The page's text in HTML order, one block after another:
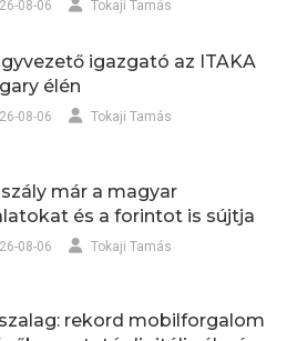
08-06 Tokaji Tamás
igazgató az ITAKA
élén
08-06 Tokaji Tamás
már a magyar
és a forintot is sújtja
08-06 Tokaji Tamás
rekord mobilforgalom